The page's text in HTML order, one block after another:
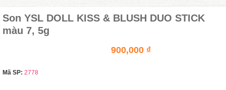
Son YSL DOLL KISS & BLUSH DUO STICK
màu 7, 5g
900,000 ₫
Mã SP: 2778